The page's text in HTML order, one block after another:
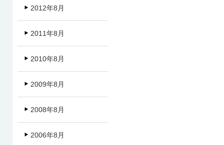
2012年8月
2011年8月
2010年8月
2009年8月
2008年8月
2006年8月